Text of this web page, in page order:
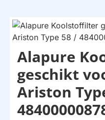
HUISMERK
Alapure
geschikt
Ariston